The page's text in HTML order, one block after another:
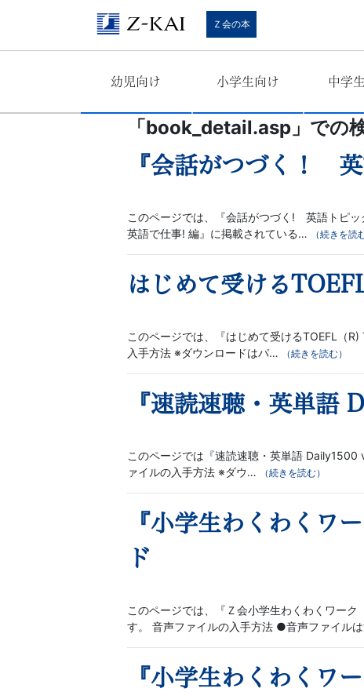
習
Ｚ会の本
幼児向け 小学生向け 中学
「book_detail.asp 」での
『会話がつづく！
このページでは、『会話がつづく! 英語ト
英語で仕事! 編』に掲載されている…
（続きを読
はじめて受ける
このページでは、『はじめて受けるTOEFL（
入手方法 ※ダウンロードはパ…
（続きを読む）
『速読速聴・英単語
このページでは『速読速聴・英単語
ァイルの入手方法 ※ダウ…
（続きを読む）
『小学生わくわくワ
ド
このページでは、『Ｚ会小学生わくわくワー
す。 音声ファイルの入手方法 ●音声ファイル
『小学生わくわくワ